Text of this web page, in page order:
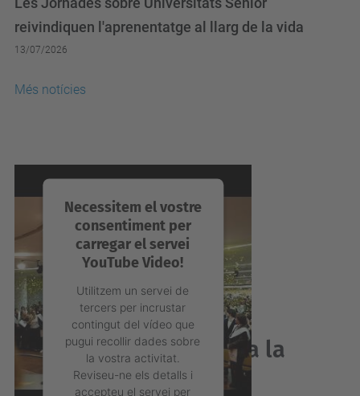
reivindiquen l'aprenentatge al llarg de la vida
13/07/2026
Més notícies
Necessitem el vostre
consentiment per
carregar el servei
YouTube Video!
Utilitzem un servei de
tercers per incrustar
contingut del vídeo que
pugui recollir dades sobre
la vostra activitat.
Reviseu-ne els detalls i
accepteu el servei per
Acabes de graduar-te a la
UPC?